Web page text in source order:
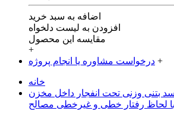
اضافه به سبد خرید
افزودن به لیست دلخواه
مقایسه این محصول
+
درخواست مشاوره یا انجام پروژه +
خانه
سد بتنی وزنی تحت انفجار داخل مخزن
با لحاظ رفتار خطی و غیرخطی مصالح